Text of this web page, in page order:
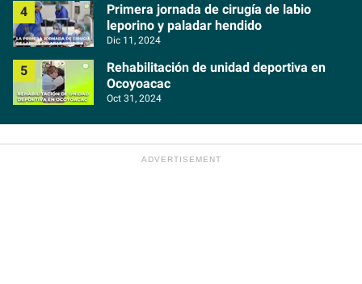
Primera jornada de cirugía de labio
leporino y paladar hendido
Dic 11, 2024
Rehabilitación de unidad deportiva en
Ocoyoacac
Oct 31, 2024